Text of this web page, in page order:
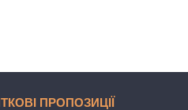
ПРОПОЗИЦІЇ